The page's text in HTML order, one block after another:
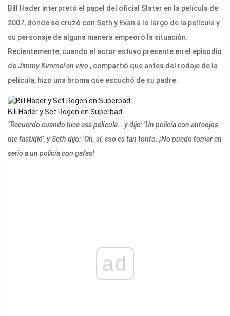
Bill Hader interpretó el papel del oficial Slater en la película de
2007, donde se cruzó con Seth y Evan a lo largo de la película y
su personaje de alguna manera empeoró la situación.
Recientemente, cuando el actor estuvo presente en el episodio
deJimmy Kimmel en vivo , compartió que antes del rodaje de la
película, hizo una broma que escuchó de su padre.
Bill Hader y Set Rogen en Superbad
“Recuerdo cuando hice esa película… y dije: ‘Un policía con anteojos
me fastidió’, y Seth dijo: ‘Oh, sí, eso es tan tonto. ¡No puedo tomar en
serio a un policía con gafas!
ad